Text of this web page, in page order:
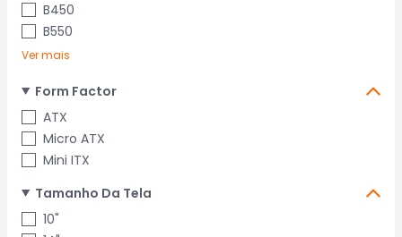
B450
B550
Ver mais
Form Factor
ATX
Micro ATX
Mini ITX
Tamanho Da Tela
10"